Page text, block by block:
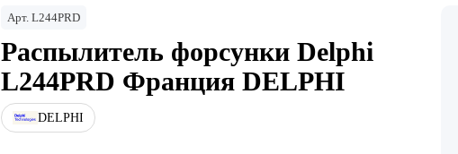
Арт. L244PRD
Распылитель форсунки Delphi
L244PRD Франция DELPHI
DELPHI